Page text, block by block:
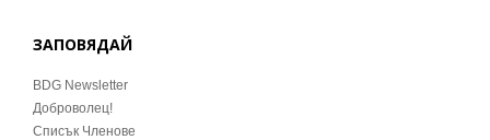
ЗАПОВЯДАЙ
BDG Newsletter
Доброволец!
Списък Членове